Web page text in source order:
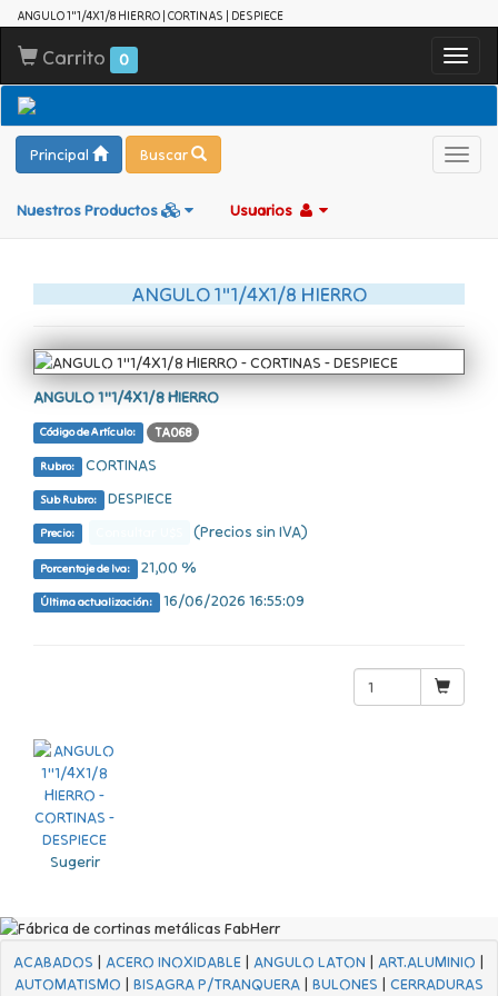
ANGULO 1"1/4X1/8 HIERRO | CORTINAS | DESPIECE
Carrito 0
Principal Buscar
Nuestros Productos Usuarios
ANGULO 1"1/4X1/8 HIERRO
ANGULO 1"1/4X1/8 HIERRO
Código de Artículo: TA068
Rubro: CORTINAS
Sub Rubro: DESPIECE
Precio: (Precios sin IVA)
Porcentaje de Iva: 21,00 %
Última actualización: 16/06/2026 16:55:09
Sugerir
ACABADOS | ACERO INOXIDABLE | ANGULO LATON | ART.ALUMINIO |
AUTOMATISMO | BISAGRA P/TRANQUERA | BULONES | CERRADURAS